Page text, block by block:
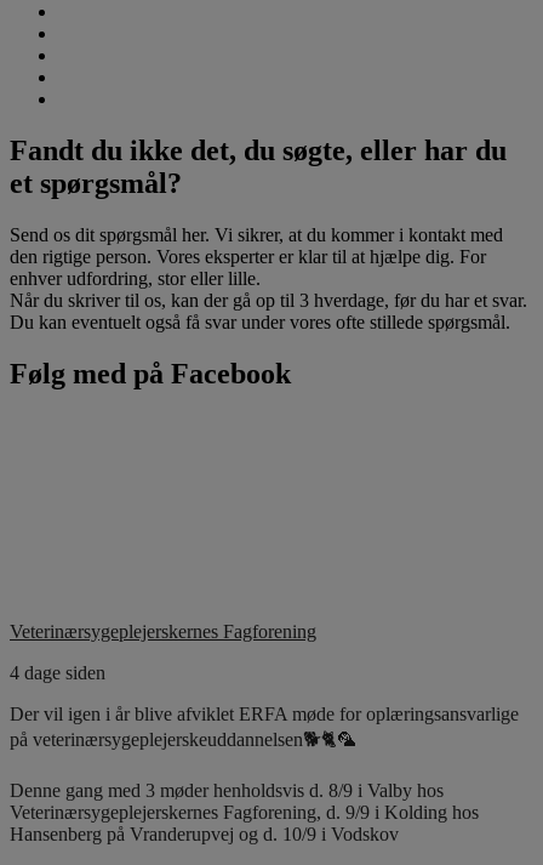
Fandt du ikke det, du søgte, eller har du
et spørgsmål?
Send os dit spørgsmål her. Vi sikrer, at du kommer i kontakt med
den rigtige person. Vores eksperter er klar til at hjælpe dig. For
enhver udfordring, stor eller lille.
Når du skriver til os, kan der gå op til 3 hverdage, før du har et svar.
Du kan eventuelt også få svar under vores ofte stillede spørgsmål.
Følg med på Facebook
Veterinærsygeplejerskernes Fagforening
4 dage siden
Der vil igen i år blive afviklet ERFA møde for oplæringsansvarlige
på veterinærsygeplejerskeuddannelsen🐕🐈🦜
Denne gang med 3 møder henholdsvis d. 8/9 i Valby hos
Veterinærsygeplejerskernes Fagforening, d. 9/9 i Kolding hos
Hansenberg på Vranderupvej og d. 10/9 i Vodskov